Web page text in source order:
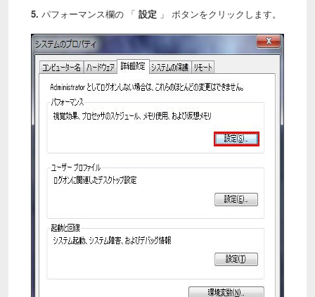
5. パフォーマンス欄の 「 設定 」 ボタンをクリックします。